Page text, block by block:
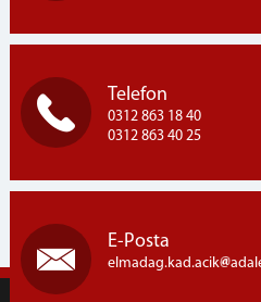
Telefon
0312 863 18 40
0312 863 40 25
E-Posta
elmadag.kad.acik